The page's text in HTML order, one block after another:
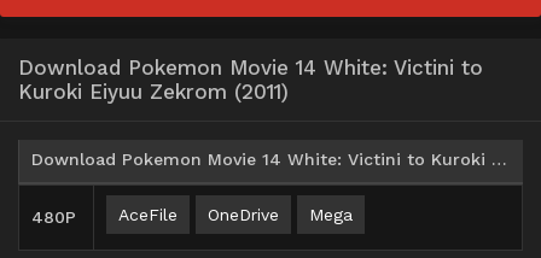
Download Pokemon Movie 14 White: Victini to
Kuroki Eiyuu Zekrom (2011)
Download Pokemon Movie 14 White: Victini to Kuroki Eiyuu Zekrom Subtitle Indonesia
480P AceFile OneDrive Mega